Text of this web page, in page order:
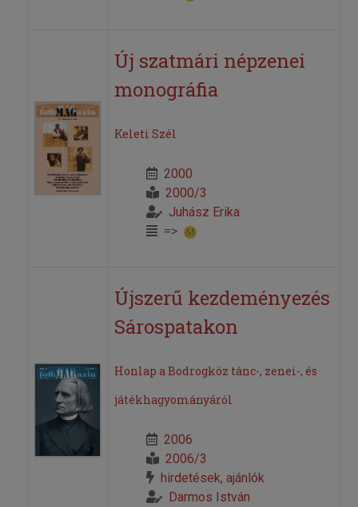
Új szatmári népzenei
monográfia
Keleti Szél
2000
2000/3
Juhász Erika
=>
Újszerű kezdeményezés
Sárospatakon
Honlap a Bodrogköz tánc-, zenei-, és
játékhagyományáról
2006
2006/3
hirdetések, ajánlók
Darmos István